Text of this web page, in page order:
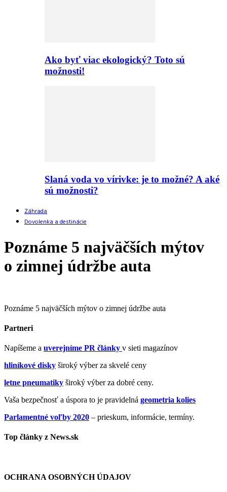
Ako byť viac ekologický? Toto sú
možnosti!
Slaná voda vo vírivke: je to možné? A aké
sú možnosti?
Záhrada
Dovolenka a destinácie
Poznáme 5 najväčších mýtov
o zimnej údržbe auta
Poznáme 5 najväčších mýtov o zimnej údržbe auta
Partneri
Napíšeme a uverejníme PR články v sieti magazínov
hliníkové disky široký výber za skvelé ceny
letne pneumatiky široký výber za dobré ceny.
Vaša bezpečnosť a úspora to je pravidelná geometria kolies
Parlamentné voľby 2020 – prieskum, informácie, termíny.
Top články z News.sk
OCHRANA OSOBNÝCH ÚDAJOV